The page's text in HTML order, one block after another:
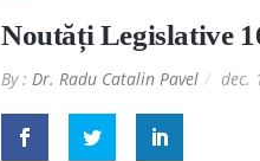
Noutăți Legislative
By : Dr. Radu Catalin Pavel dec.